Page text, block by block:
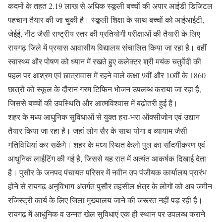
कदमों के तहत 2.19 लाख से अधिक स्कूली बच्चों की अपार आईडी डिजिटल
पहचान तैयार की जा चुकी है। स्कूली शिक्षा के साथ बच्चों को आईआईटी,
जेईई, नीट जैसी राष्ट्रीय स्तर की प्रतियोगी परीक्षाओं की तैयारी के लिए
रायगढ़ जिले में प्रयास आवासीय विद्यालय संचालित किया जा रहा है। वहीं
स्वास्थ्य और पोषण को ध्यान में रखते हुए कलेक्टर श्री मयंक चतुर्वेदी की
पहल पर आश्रम एवं छात्रावास में रहने वाले कक्षा 9वीं और 10वीं के 1860
छात्रों को स्कूल के दौरान गरम टिफिन भोजन उपलब्ध कराया जा रहा है,
जिससे बच्चों की उपस्थिति और आत्मविश्वास में बढ़ोतरी हुई है।
शहर के मध्य आधुनिक सुविधाओं से युक्त हरा-भरा ऑक्सीजोन एवं उद्यान
तैयार किया जा रहा है। जहां लोग सैर के साथ योगा व व्यायाम जैसी
गतिविधियां कर सकेंगे। शहर के मध्य स्थित केलो पुल का सौंदर्यीकरण एवं
आधुनिक लाईटिंग की गई है, जिससे यह रात में अत्यंत आकर्षक दिखाई देता
है। पुसौर के जनपद पंचायत परिसर में नवीन उप पंजीयक कार्यालय प्रारंभ
होने से रायगढ़ अनुविभाग अंतर्गत पुसौर तहसील क्षेत्र के लोगों को अब जमीन
रजिस्ट्री कार्य के लिए जिला मुख्यालय जाने की जरूरत नहीं पड़ रही है।
रायगढ़ में आधुनिक व उन्नत खेल सुविधाएं एक ही स्थान पर उपलब्ध कराने